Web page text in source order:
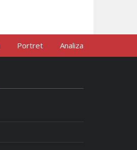
Portret Analiza